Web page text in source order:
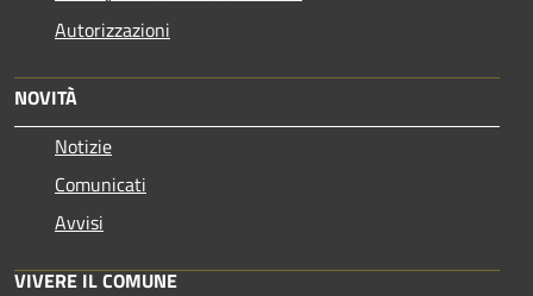
Autorizzazioni
NOVITÀ
Notizie
Comunicati
Avvisi
VIVERE IL COMUNE